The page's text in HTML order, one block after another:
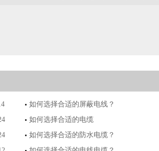
如何选择合适的屏蔽电线？
如何选择合适的电缆
如何选择合适的防水电缆？